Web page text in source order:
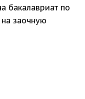
бакалавриат по
заочную